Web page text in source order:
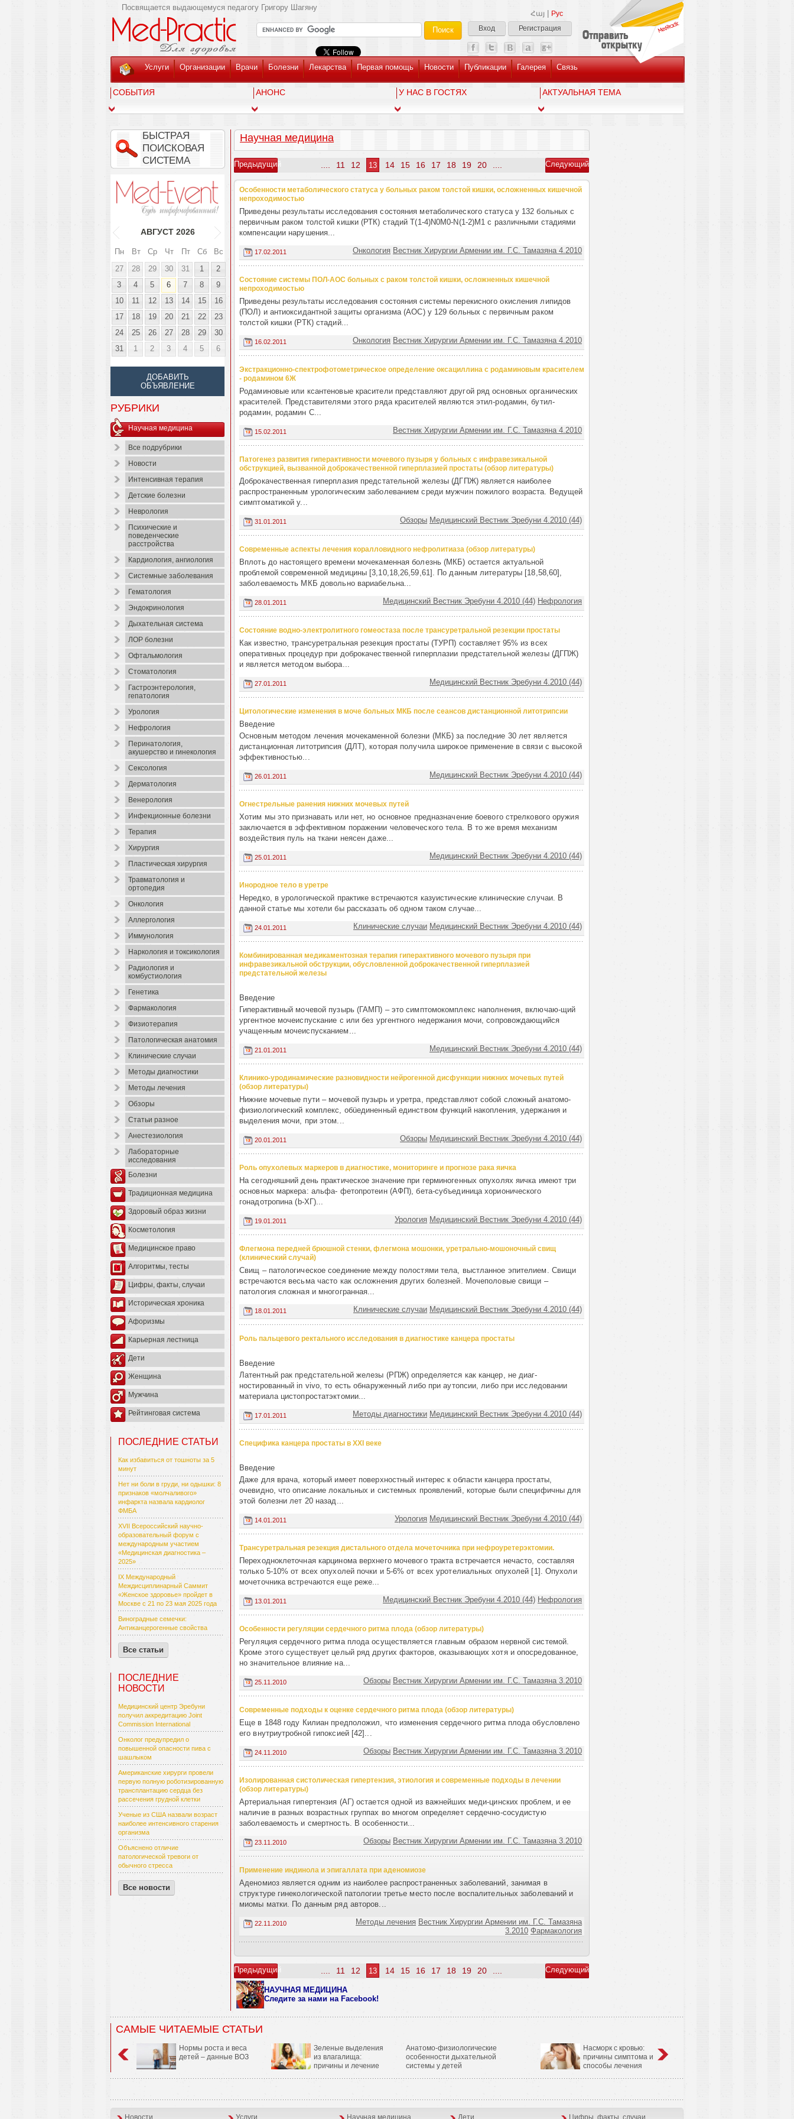
Հայ
Рус
Вход
Регистрация
Посвящается выдающемуся педагогу Григору Шагяну
Услуги Организации Врачи Болезни Лекарства Первая помощь Новости Публикации Галерея Связь
СОБЫТИЯ АНОНС У НАС В ГОСТЯХ AКТУАЛЬНАЯ ТЕМА
БЫСТРАЯ
ПОИСКОВАЯ
СИСТЕМА
АВГУСТ 2026
Пн Вт Ср Чт Пт Сб
Вс
27
28 29 30 31 1
2
3
4 5 6 7 8
9
10
11 12 13 14 15
16
17
18 19 20 21 22
23
24
25 26 27 28 29
30
31
1 2 3 4 5 6
ДОБАВИТЬ
ОБЪЯВЛЕНИЕ
РУБРИКИ
Научная медицина
Все подрубрики
Новости
Интенсивная терапия
Детские болезни
Неврология
Психические и
поведенческие
расстройства
Кардиология, ангиология
Системные заболевания
Гематология
Эндокринология
Дыхательная система
ЛОР болезни
Офтальмология
Стоматология
Гастроэнтерология,
гепатология
Урология
Нефрология
Перинатология,
акушерство и гинекология
Сексология
Дерматология
Венерология
Инфекционные болезни
Терапия
Хирургия
Пластическая хирургия
Травматология и
ортопедия
Онкология
Аллергология
Иммунология
Наркология и токсикология
Радиология и
комбустиология
Генетика
Фармакология
Физиотерапия
Патологическая анатомия
Клинические случаи
Методы диагностики
Методы лечения
Обзоры
Статьи разное
Анестезиология
Лабораторные
исследования
Болезни
Традиционная медицина
Здоровый образ жизни
Косметология
Медицинское право
Алгоритмы, тесты
Цифры, факты, случаи
Историческая хроника
Афоризмы
Карьерная лестница
Дети
Женщина
Мужчина
Рейтинговая система
ПОСЛЕДНИЕ СТАТЬИ
Как избавиться от тошноты за 5
минут
Нет ни боли в груди, ни одышки: 8
признаков «молчаливого»
инфаркта назвала кардиолог
ФМБА
XVII Всероссийский научно-
образовательный форум с
международным участием
«Медицинская диагностика –
2025»
IX Международный
Междисциплинарный Саммит
«Женское здоровье» пройдет в
Москве с 21 по 23 мая 2025 года
Виноградные семечки:
Антиканцерогенные свойства
Все статьи
ПОСЛЕДНИЕ
НОВОСТИ
Медицинский центр Эребуни
получил аккредитацию Joint
Commission International
Онколог предупредил о
повышенной опасности пива с
шашлыком
Американские хирурги провели
первую полную роботизированную
трансплантацию сердца без
рассечения грудной клетки
Ученые из США назвали возраст
наиболее интенсивного старения
организма
Объяснено отличие
патологической тревоги от
обычного стресса
Все новости
Научная медицина
Предыдущий 11 12 13 14 15 16 17 18 19 20 Следующий
Особенности метаболического статуса у больных ракoм толстой кишки, осложненных кишечной
непроходимостью
Приведены результаты исследования состояния метаболического статуса у 132 больных с
первичным раком толстой кишки (РТК) стадий T(1-4)N0M0-N(1-2)M1 с различными стадиями
компенсации нарушения...
17.02.2011 Онкология Вестник Хирургии Армении им. Г.С. Тамазяна 4.2010
Состояние системы ПОЛ-АОС больных с ракoм толстой кишки, осложненных кишечной
непроходимостью
Приведены результаты исследования состояния системы перекисного окисления липидов
(ПОЛ) и антиоксидантной защиты организма (АОС) у 129 больных с первичным раком
толстой кишки (РТК) стадий...
16.02.2011 Онкология Вестник Хирургии Армении им. Г.С. Тамазяна 4.2010
Экстракционно-спектрофотометрическое определение оксациллина с родаминовым красителем
- родамином 6Ж
Родаминовые или ксантеновые красители представляют другой ряд основных органических
красителей. Представителями этого ряда красителей являются этил-родамин, бутил-
родамин, родамин С...
15.02.2011 Вестник Хирургии Армении им. Г.С. Тамазяна 4.2010
Патогенез развития гиперактивности мочевого пузыря у больных с инфравезикальной
обструкцией, вызванной доброкачественной гиперплазией простаты (обзор литературы)
Доброкачественная гиперплазия предстательной железы (ДГПЖ) является наиболее
распространенным урологическим заболеванием среди мужчин пожилого возраста. Ведущей
симптоматикой у...
31.01.2011 Обзоры Медицинский Вестник Эребуни 4.2010 (44)
Современные аспекты лечения коралловидного нефролитиаза (обзор литературы)
Вплоть до настоящего времени мочекаменная болезнь (МКБ) остается актуальной
проблемой современной медицины [3,10,18,26,59,61]. По данным литературы [18,58,60],
заболеваемость МКБ довольно вариабельна...
28.01.2011 Медицинский Вестник Эребуни 4.2010 (44) Нефрология
Состояние водно-электролитного гомеостаза после трансуретральной резекции простаты
Как известно, трансуретральная резекция простаты (ТУРП) составляет 95% из всех
оперативных процедур при доброкачественной гиперплазии предстательной железы (ДГПЖ)
и является методом выбора...
27.01.2011 Медицинский Вестник Эребуни 4.2010 (44)
Цитологические изменения в моче больных МКБ после сеансов дистанционной литотрипсии
Введение
Основным методом лечения мочекаменной болезни (МКБ) за последние 30 лет является
дистанционная литотрипсия (ДЛТ), которая получила широкое применение в связи с высокой
эффективностью...
26.01.2011 Медицинский Вестник Эребуни 4.2010 (44)
Огнестрельные ранения нижних мочевых путей
Хотим мы это признавать или нет, но основное предназначение боевого стрелкового оружия
заключается в эффективном поражении человеческого тела. В то же время механизм
воздействия пуль на ткани неясен даже...
25.01.2011 Медицинский Вестник Эребуни 4.2010 (44)
Инородное тело в уретре
Нередко, в урологической практике встречаются казуистические клинические случаи. В
данной статье мы хотели бы рассказать об одном таком случае...
24.01.2011 Клинические случаи Медицинский Вестник Эребуни 4.2010 (44)
Комбинированная медикаментозная терапия гиперактивного мочевого пузыря при
инфравезикальной обструкции, обусловленной доброкачественной гиперплазией
предстательной железы
Введение
Гиперактивный мочевой пузырь (ГАМП) – это симптомокомплекс наполнения, включаю-щий
ургентное мочеиспускание с или без ургентного недержания мочи, сопровождающийся
учащенным мочеиспусканием...
21.01.2011 Медицинский Вестник Эребуни 4.2010 (44)
Клинико-уродинамические разновидности нейрогенной дисфункции нижних мочевых путей
(обзор литературы)
Нижние мочевые пути – мочевой пузырь и уретра, представляют собой сложный анатомо-
физиологический комплекс, обüединенный единством функций накопления, удержания и
выделения мочи, при этом...
20.01.2011 Обзоры Медицинский Вестник Эребуни 4.2010 (44)
Роль опухолевых маркеров в диагностике, мониторинге и прогнозе рака яичка
На сегодняшний день практическое значение при герминогенных опухолях яичка имеют три
основных маркера: альфа- фетопротеин (АФП), бета-субъединица хорионического
гонадотропина ( b-ХГ)...
19.01.2011 Урология Медицинский Вестник Эребуни 4.2010 (44)
Флегмона передней брюшной стенки, флегмона мошонки, уретрально-мошоночный свищ
(клинический случай)
Свищ – патологическое соединение между полостями тела, выстланное эпителием. Свищи
встречаются весьма часто как осложнения других болезней. Мочеполовые свищи –
патология сложная и многогранная...
18.01.2011 Клинические случаи Медицинский Вестник Эребуни 4.2010 (44)
Роль пальцевого ректального исследования в диагностике канцера простаты
Введение
Латентный рак предстательной железы (РПЖ) определяется как канцер, не диаг-
ностированный in vivo, то есть обнаруженный либо при аутопсии, либо при исследовании
материала цистопростатэктомии...
17.01.2011 Методы диагностики Медицинский Вестник Эребуни 4.2010 (44)
Специфика канцера простаты в XXI веке
Введение
Даже для врача, который имеет поверхностный интерес к области канцера простаты,
очевидно, что описание локальных и системных проявлений, которые были специфичны для
этой болезни лет 20 назад...
14.01.2011 Урология Медицинский Вестник Эребуни 4.2010 (44)
Трансуретральная резекция дистального отдела мочеточника при нефроуретерэктомии.
Переходноклеточная карцинома верхнего мочевого тракта встречается нечасто, составляя
только 5-10% от всех опухолей почки и 5-6% от всех уротелиальных опухолей [1]. Опухоли
мочеточника встречаются еще реже...
13.01.2011 Медицинский Вестник Эребуни 4.2010 (44) Нефрология
Особенности регуляции сердечного ритма плода (oбзор литературы)
Регуляция сердечного ритма плода осуществляется главным образом нервной системой.
Кроме этого существует целый ряд других факторов, оказывающих хотя и опосредованное,
но значительное влияние на...
25.11.2010 Обзоры Вестник Хирургии Армении им. Г.С. Тамазяна 3.2010
Современные подходы к оценке сердечного ритма плода (oбзор литературы)
Еще в 1848 году Килиан предположил, что изменения сердечного ритма плода обусловлено
его внутриутробной гипоксией [42]...
24.11.2010 Обзоры Вестник Хирургии Армении им. Г.С. Тамазяна 3.2010
Изолированная систолическая гипертензия, этиология и современные подходы в лечении
(oбзор литературы)
Артериальная гипертензия (АГ) остается одной из важнейших меди-цинских проблем, и ее
наличие в разных возрастных группах во многом определяет сердечно-сосудистую
заболеваемость и смертность. В особенности...
23.11.2010 Обзоры Вестник Хирургии Армении им. Г.С. Тамазяна 3.2010
Применение индинола и эпигаллата при аденомиозе
Аденомиоз является одним из наиболее распространенных заболеваний, занимая в
структуре гинекологической патологии третье место после воспалительных заболеваний и
миомы матки. По данным ряд авторов...
22.11.2010 Методы лечения Вестник Хирургии Армении им. Г.С. Тамазяна
3.2010 Фармакология
Предыдущий 11 12 13 14 15 16 17 18 19 20 Следующий
НАУЧНАЯ МЕДИЦИНА
Следите за нами на Facebook!
САМЫЕ ЧИТАЕМЫЕ СТАТЬИ
Нормы роста и веса
детей – данные ВОЗ
Зеленые выделения
из влагалища:
причины и лечение
Анатомо-физиологические
особенности дыхательной
системы у детей
Насморк с кровью:
причины симптома и
способы лечения
Новости Услуги Научная медицина Дети Цифры, факты, случаи